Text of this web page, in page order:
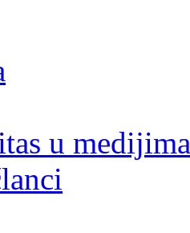
u medijima